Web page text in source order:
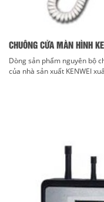
CHUÔNG CỬA MÀN HÌNH
Dòng sản phẩm nguyên bộ
của nhà sản xuất KENWEI